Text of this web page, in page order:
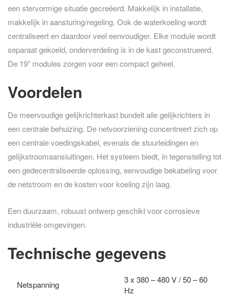
een stervormige situatie gecreëerd. Makkelijk in installatie,
makkelijk in aansturing/regeling. Ook de waterkoeling wordt
centraliseert en daardoor veel eenvoudiger. Elke module wordt
separaat gekoeld, onderverdeling is in de kast geconstrueerd.
De 19″ modules zorgen voor een compact geheel.
Voordelen
De meervoudige gelijkrichterkast bundelt alle gelijkrichters in
een centrale behuizing. De netvoorziening concentreert zich op
een centrale voedingskabel, evenals de stuurleidingen en
gelijkstroomaansluitingen. Het systeem biedt, in tegenstelling tot
een gedecentraliseerde oplossing, eenvoudige bekabeling voor
de netstroom en de kosten voor koeling zijn laag.
Een duurzaam, robuust ontwerp geschikt voor corrosieve
industriële omgevingen.
Technische gegevens
Netspanning
3 x 380 – 480 V / 50 – 60
Hz